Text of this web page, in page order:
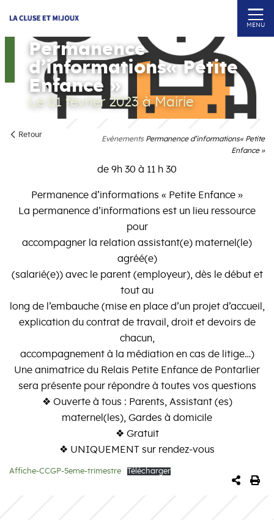
MENU
Permanence
d’informations« Petite
Enfance »
Le 01 février 2023 à Mairie
Retour
Evènements Permanence d’informations« Petite
Enfance »
de 9h 30 à 11 h 30
Permanence d’informations « Petite Enfance »
La permanence d’informations est un lieu ressource
pour
accompagner la relation assistant(e) maternel(le)
agréé(e)
(salarié(e)) avec le parent (employeur), dès le début et
tout au
long de l’embauche (mise en place d’un projet d’accueil,
explication du contrat de travail, droit et devoirs de
chacun,
accompagnement à la médiation en cas de litige…)
Une animatrice du Relais Petite Enfance de Pontarlier
sera présente pour répondre à toutes vos questions
❖ Ouverte à tous : Parents, Assistant (es)
maternel(les), Gardes à domicile
❖ Gratuit
❖ UNIQUEMENT sur rendez-vous
Affiche-CCGP-5eme-trimestre Télécharger